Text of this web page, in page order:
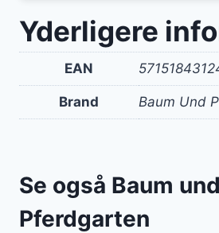
Yderligere
EAN
Brand Baum Und
Se også Baum und
Pferdgarten